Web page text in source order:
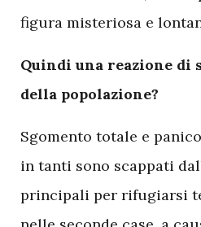
figura misteriosa e
Quindi una reazione di
della popolazione?
Sgomento totale e
in tanti sono scappati
principali per rifugiarsi